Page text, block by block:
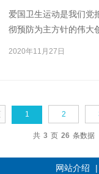
爱国卫生运动是我们党
彻预防为主方针的伟大
2020年11月27日
1 2
共 3 页 26 条数据
网站介绍